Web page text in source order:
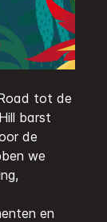
tot de
barst
de
we
en